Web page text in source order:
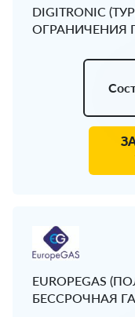
DIGITRONIC
ОГРАНИЧЕНИЯ
EUROPEGAS
БЕССРОЧНАЯ